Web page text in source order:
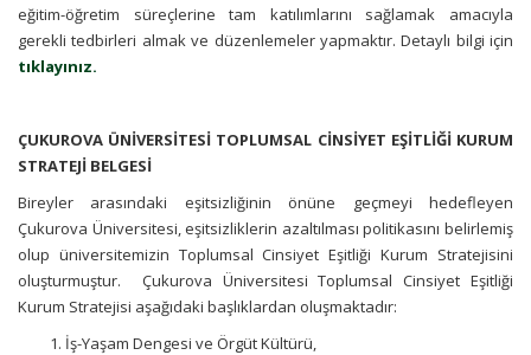
eğitim-öğretim süreçlerine tam katılımlarını sağlamak amacıyla
gerekli tedbirleri almak ve düzenlemeler yapmaktır. Detaylı bilgi için
tıklayınız.
ÇUKUROVA ÜNİVERSİTESİ TOPLUMSAL CİNSİYET EŞİTLİĞİ KURUM
STRATEJİ BELGESİ
Bireyler arasındaki eşitsizliğinin önüne geçmeyi hedefleyen
Çukurova Üniversitesi, eşitsizliklerin azaltılması politikasını belirlemiş
olup üniversitemizin Toplumsal Cinsiyet Eşitliği Kurum Stratejisini
oluşturmuştur. Çukurova Üniversitesi Toplumsal Cinsiyet Eşitliği
Kurum Stratejisi aşağıdaki başlıklardan oluşmaktadır:
İş-Yaşam Dengesi ve Örgüt Kültürü,